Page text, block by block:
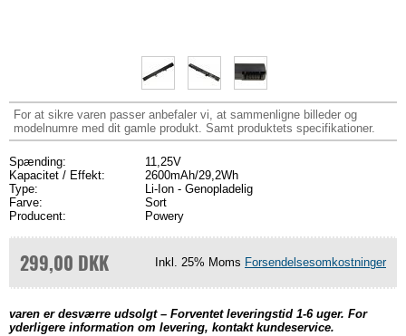
For at sikre varen passer anbefaler vi, at sammenligne billeder og
modelnumre med dit gamle produkt. Samt produktets specifikationer.
Spænding:
11,25V
Kapacitet / Effekt:
2600mAh/29,2Wh
Type:
Li-Ion - Genopladelig
Farve:
Sort
Producent:
Powery
299,00 DKK Inkl. 25% Moms Forsendelsesomkostninger
varen er desværre udsolgt – Forventet leveringstid 1-6 uger. For
yderligere information om levering, kontakt kundeservice.